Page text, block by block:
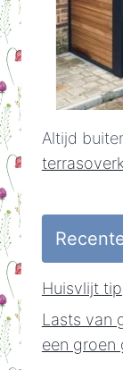
Altijd
Huisvlijt tip
Lasts van
een groen